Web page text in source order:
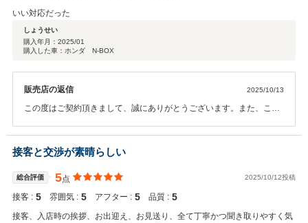
いい対応だった
しょうせい
購入年月： 2025/01
購入した車：ホンダ N-BOX
販売店の返信 2025/10/13
この度はご契約頂きまして、誠にありがとうございます。また、この
ることが、何よりも私共の励みになります。今後もより一層ご満足い
ただける様に社員全員でご対応させて頂きますのでお気軽にお立ち寄
りください。 今後ともどうぞ宜しくお願い致します。
接客と交渉が素晴らしい
総合評価 5点 2025/10/12投稿
接客 : 5 雰囲気 : 5 アフター : 5 品質 : 5
接客、入店時の挨拶、お出迎え、お見送り、全て丁寧かつ聞き取りやすく気